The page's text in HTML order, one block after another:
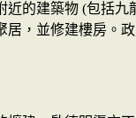
近的建築物 (包括九
居，並修建樓房。